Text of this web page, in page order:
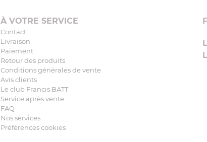
À VOTRE SERVICE
Contact
Livraison
Paiement
Retour des produits
Conditions générales de vente
Avis clients
Le club Francis BATT
Service après vente
FAQ
Nos services
Préférences cookies